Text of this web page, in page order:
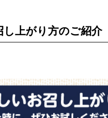
上がり方のご紹介